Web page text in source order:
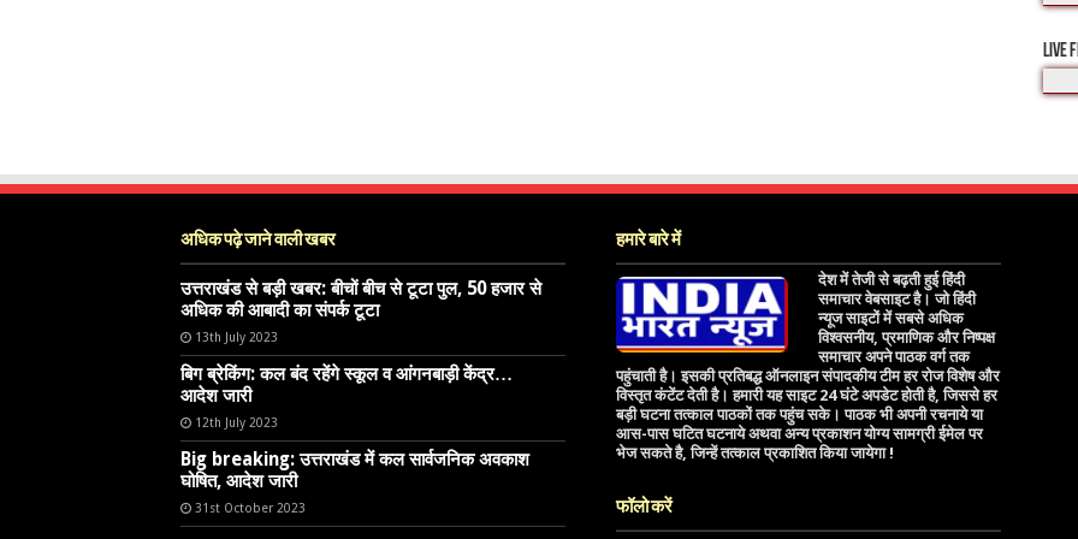
LIVE
अधिक पढ़े जाने वाली खबर
उत्तराखंड से बड़ी खबर: बीचों बीच से टूटा पुल, 50 हजार से
अधिक की आबादी का संपर्क टूटा
13th July 2023
बिग ब्रेकिंग: कल बंद रहेंगे स्कूल व आंगनबाड़ी केंद्र…
आदेश जारी
12th July 2023
Big breaking: उत्तराखंड में कल सार्वजनिक अवकाश
घोषित, आदेश जारी
31st October 2023
हमारे बारे में
देश में तेजी से बढ़ती हुई हिंदी
समाचार वेबसाइट है। जो हिंदी
न्यूज साइटों में सबसे अधिक
विश्वसनीय, प्रमाणिक और निष्पक्ष
समाचार अपने पाठक वर्ग तक
पहुंचाती है। इसकी प्रतिबद्ध ऑनलाइन संपादकीय टीम हर रोज विशेष और
विस्तृत कंटेंट देती है। हमारी यह साइट 24 घंटे अपडेट होती है, जिससे हर
बड़ी घटना तत्काल पाठकों तक पहुंच सके। पाठक भी अपनी रचनाये या
आस-पास घटित घटनाये अथवा अन्य प्रकाशन योग्य सामग्री ईमेल पर
भेज सकते है, जिन्हें तत्काल प्रकाशित किया जायेगा !
फॉलो करें